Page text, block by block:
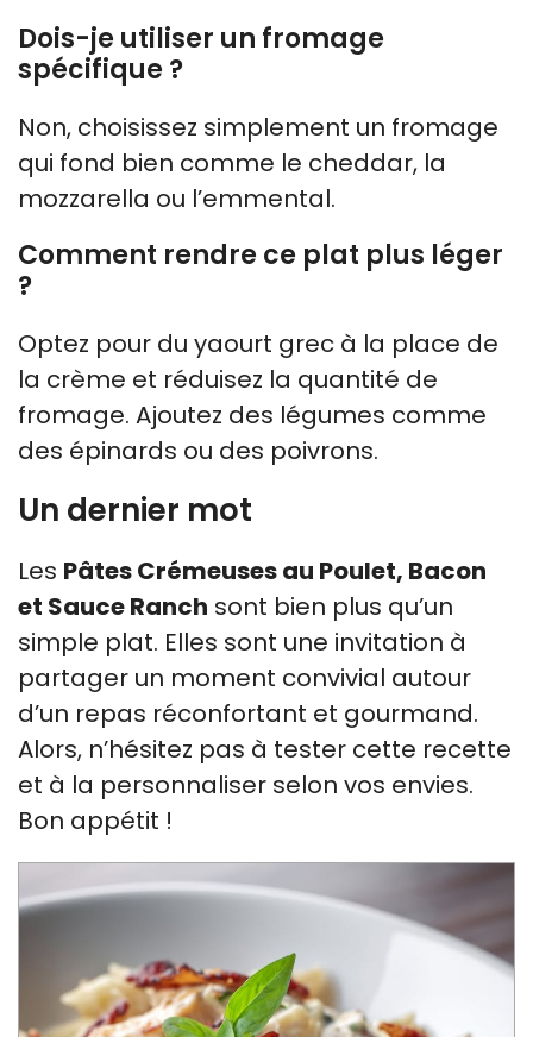
Dois-je utiliser un fromage
spécifique ?
Non, choisissez simplement un fromage
qui fond bien comme le cheddar, la
mozzarella ou l’emmental.
Comment rendre ce plat plus léger
?
Optez pour du yaourt grec à la place de
la crème et réduisez la quantité de
fromage. Ajoutez des légumes comme
des épinards ou des poivrons.
Un dernier mot
Les Pâtes Crémeuses au Poulet, Bacon
et Sauce Ranch sont bien plus qu’un
simple plat. Elles sont une invitation à
partager un moment convivial autour
d’un repas réconfortant et gourmand.
Alors, n’hésitez pas à tester cette recette
et à la personnaliser selon vos envies.
Bon appétit !